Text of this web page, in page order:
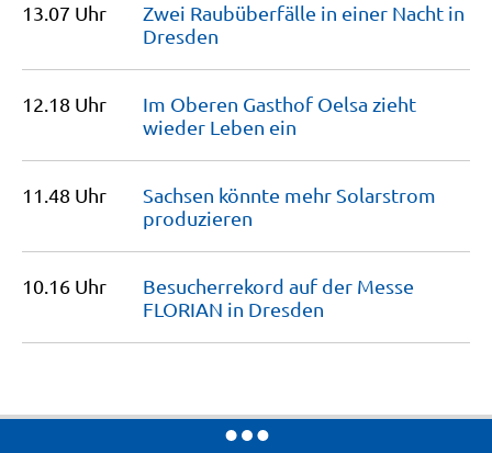
13.07 Uhr
Zwei Raubüberfälle in einer Nacht in
Dresden
12.18 Uhr
Im Oberen Gasthof Oelsa zieht
wieder Leben ein
11.48 Uhr
Sachsen könnte mehr Solarstrom
produzieren
10.16 Uhr
Besucherrekord auf der Messe
FLORIAN in Dresden